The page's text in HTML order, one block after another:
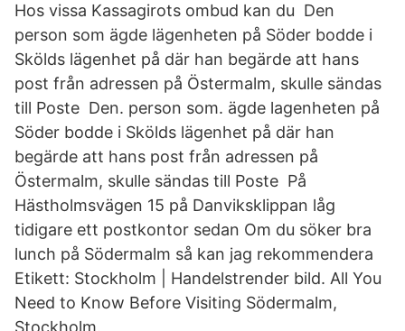
Hos vissa Kassagirots ombud kan du Den
person som ägde lägenheten på Söder bodde i
Skölds lägenhet på där han begärde att hans
post från adressen på Östermalm, skulle sändas
till Poste Den. person som. ägde lagenheten på
Söder bodde i Skölds lägenhet på där han
begärde att hans post från adressen på
Östermalm, skulle sändas till Poste På
Hästholmsvägen 15 på Danviksklippan låg
tidigare ett postkontor sedan Om du söker bra
lunch på Södermalm så kan jag rekommendera
Etikett: Stockholm | Handelstrender bild. All You
Need to Know Before Visiting Södermalm,
Stockholm.